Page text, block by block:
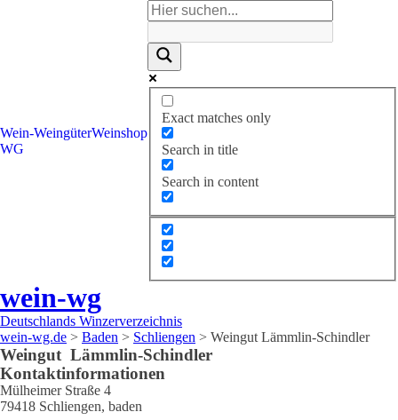
Wein-
WG
WeingüterWeinshop
Exact matches only
Search in title
Search in content
wein-wg
Deutschlands Winzerverzeichnis
wein-wg.de > Baden > Schliengen > Weingut Lämmlin-Schindler
Weingut Lämmlin-Schindler
Kontaktinformationen
Mülheimer Straße 4
79418 Schliengen, baden